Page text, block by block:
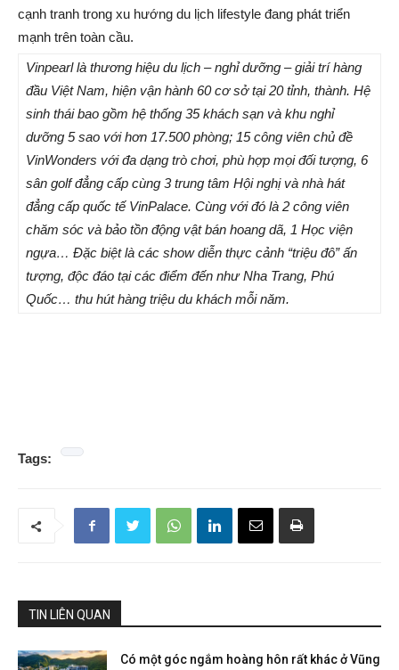
cạnh tranh trong xu hướng du lịch lifestyle đang phát triển
mạnh trên toàn cầu.
Vinpearl là thương hiệu du lịch – nghỉ dưỡng – giải trí hàng
đầu Việt Nam, hiện vận hành 60 cơ sở tại 20 tỉnh, thành. Hệ
sinh thái bao gồm hệ thống 35 khách sạn và khu nghỉ
dưỡng 5 sao với hơn 17.500 phòng; 15 công viên chủ đề
VinWonders với đa dạng trò chơi, phù hợp mọi đối tượng, 6
sân golf đẳng cấp cùng 3 trung tâm Hội nghị và nhà hát
đẳng cấp quốc tế VinPalace. Cùng với đó là 2 công viên
chăm sóc và bảo tồn động vật bán hoang dã, 1 Học viện
ngựa… Đặc biệt là các show diễn thực cảnh “triệu đô” ấn
tượng, độc đáo tại các điểm đến như Nha Trang, Phú
Quốc… thu hút hàng triệu du khách mỗi năm.
Tags:
TIN LIÊN QUAN
Có một góc ngắm hoàng hôn rất khác ở Vũng